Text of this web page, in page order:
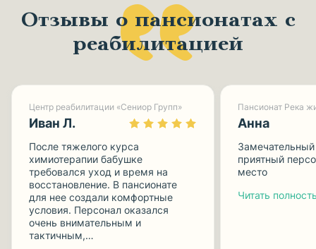
Отзывы о пансионатах с
реабилитацией
Центр реабилитации «Сениор Групп»
Иван Л.
После тяжелого курса
химиотерапии бабушке
требовался уход и время на
восстановление. В пансионате
для нее создали комфортные
условия. Персонал оказался
очень внимательным и
тактичным,…
Пансионат Река
Анна
Замечательный
приятный
место
Читать